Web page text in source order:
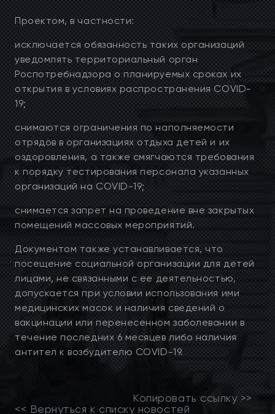
Проектом, в частности:
исключается обязанность таких организаций
уведомлять территориальный орган
Роспотребнадзора о планируемых сроках их
открытия в условиях распространения COVID-
19;
снимаются ограничения по наполняемости
отрядов в организациях отдыха детей и их
оздоровления, а также смягчаются требования
к порядку тестирования персонала указанных
организаций на COVID-19;
снимается запрет на проведение вне закрытых
помещений массовых мероприятий.
Документом также устанавливается, что
посещение социальной организации для детей
лицами, не связанными с ее деятельностью,
допускается при условии использования ими
медицинских масок и наличия сведений о
вакцинации или перенесенном заболевании в
течение последних 6 месяцев либо наличия
антител к возбудителю COVID-19.
Копировать ссылку >>
<< Вернуться к списку новостей